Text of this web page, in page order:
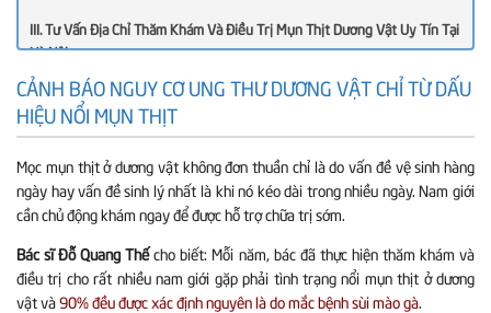
Tư Vấn Địa Chỉ Thăm Khám Và Điều Trị Mụn Thịt Dương Vật Uy Tín Tại
Hà Nội
CẢNH BÁO NGUY CƠ UNG THƯ DƯƠNG VẬT CHỈ TỪ DẤU
HIỆU NỔI MỤN THỊT
Mọc mụn thịt ở dương vật không đơn thuần chỉ là do vấn đề vệ sinh hàng
ngày hay vấn đề sinh lý nhất là khi nó kéo dài trong nhiều ngày. Nam giới
cần chủ động khám ngay để được hỗ trợ chữa trị sớm.
Bác sĩ Đỗ Quang Thếcho biết: Mỗi năm, bác đã thực hiện thăm khám và
điều trị cho rất nhiều nam giới gặp phải tình trạng nổi mụn thịt ở dương
vật và90% đều được xác định nguyên là do mắc bệnh sùi mào gà.